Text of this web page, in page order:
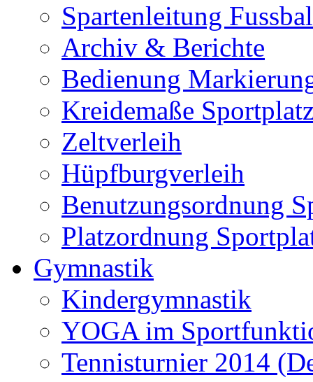
Spartenleitung
Archiv & Berichte
Bedienung
Kreidemaße
Zeltverleih
Hüpfburgverleih
Benutzungsordnung
Platzordnung
Gymnastik
Kindergymnastik
YOGA im
Tennisturnier 2014